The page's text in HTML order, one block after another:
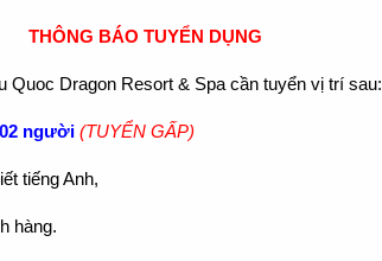
THÔNG BÁO TUYỂN DỤNG
Quoc Dragon Resort & Spa cần tuyển vị trí sau:
người (TUYỂN GẤP)
tiếng Anh,
hàng.